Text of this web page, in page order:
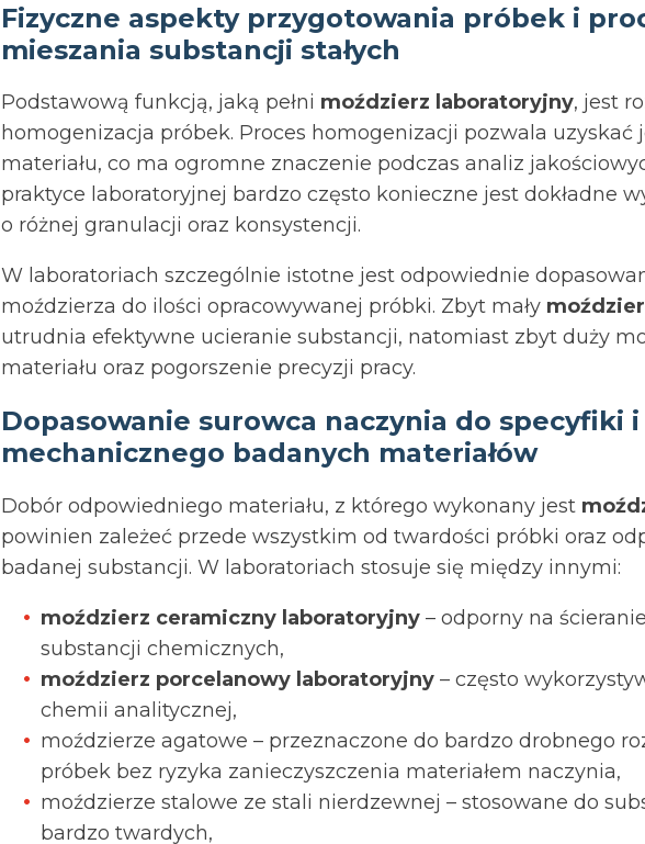
Fizyczne aspekty przygotowania próbek i
mieszania substancji stałych
Podstawową funkcją, jaką pełni moździerz laboratoryjny, jest
homogenizacja próbek. Proces homogenizacji pozwala
materiału, co ma ogromne znaczenie podczas analiz
praktyce laboratoryjnej bardzo często konieczne jest dokładne
o różnej granulacji oraz konsystencji.
W laboratoriach szczególnie istotne jest odpowiednie
moździerza do ilości opracowywanej próbki. Zbyt mały
utrudnia efektywne ucieranie substancji, natomiast zbyt duży
materiału oraz pogorszenie precyzji pracy.
Dopasowanie surowca naczynia do specyfiki
mechanicznego badanych materiałów
Dobór odpowiedniego materiału, z którego wykonany jest
powinien zależeć przede wszystkim od twardości próbki oraz
badanej substancji. W laboratoriach stosuje się między innymi:
moździerz ceramiczny laboratoryjny – odporny na
substancji chemicznych,
moździerz porcelanowy laboratoryjny – często
chemii analitycznej,
moździerze agatowe – przeznaczone do bardzo drobnego
próbek bez ryzyka zanieczyszczenia materiałem naczynia,
moździerze stalowe ze stali nierdzewnej – stosowane do
bardzo twardych,